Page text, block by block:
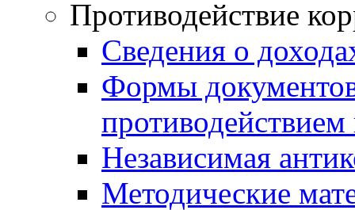
Противодействие
Сведения о
Формы
Независимая
Методические